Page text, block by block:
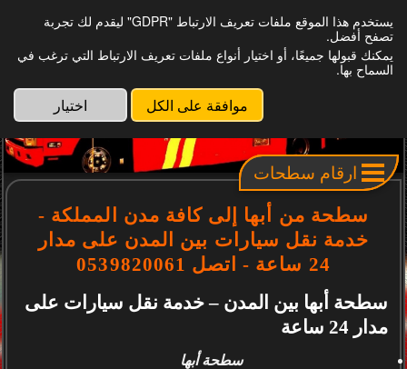
ارقام سطحات لنقل السيارات
ارقام سطحات
سطحة من أبها إلى كافة مدن المملكة -
خدمة نقل سيارات بين المدن على مدار
24 ساعة - اتصل 0539820061
سطحة أبها بين المدن – خدمة نقل سيارات على
مدار 24 ساعة
سطحة أبها
يستخدم هذا الموقع ملفات تعريف الارتباط "GDPR" ليقدم لك تجربة
تصفح أفضل.
يمكنك قبولها جميعًا، أو اختيار أنواع ملفات تعريف الارتباط التي ترغب في
السماح بها.
اختيار موافقة على الكل